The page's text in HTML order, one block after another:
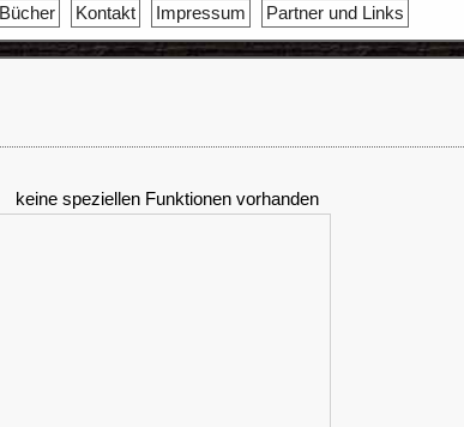
Bücher Kontakt Impressum Partner und Links
keine speziellen Funktionen vorhanden